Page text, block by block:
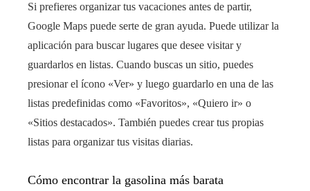
Si prefieres organizar tus vacaciones antes de partir,
Google Maps puede serte de gran ayuda. Puede utilizar la
aplicación para buscar lugares que desee visitar y
guardarlos en listas. Cuando buscas un sitio, puedes
presionar el ícono «Ver» y luego guardarlo en una de las
listas predefinidas como «Favoritos», «Quiero ir» o
«Sitios destacados». También puedes crear tus propias
listas para organizar tus visitas diarias.
Cómo encontrar la gasolina más barata